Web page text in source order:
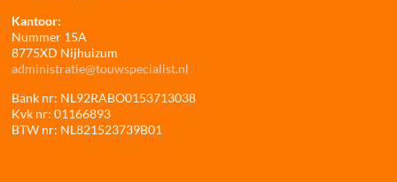
Kantoor:
Nummer 15A
8775XD Nijhuizum
administratie@touwspecialist.nl
Bank nr: NL92RABO0153713038
Kvk nr: 01166893
BTW nr: NL821523739B01